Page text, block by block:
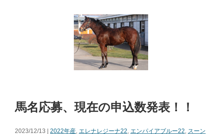
馬名応募、現在の申込数発表！！
2023/12/13 | 2022年産 エレナレジーナ22 エンパイアブルー22
スーン